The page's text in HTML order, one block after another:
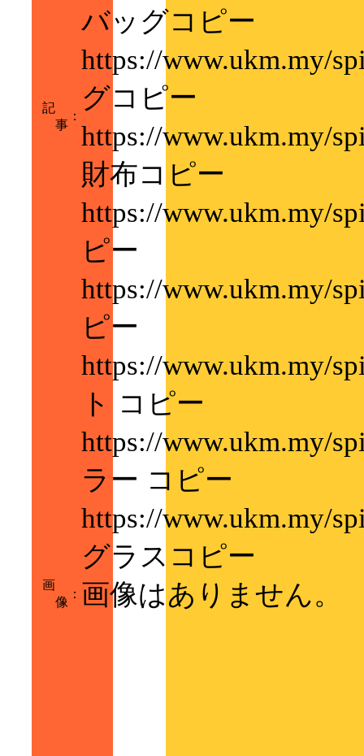
記
事
：
バッグコピー
https://www.ukm.my/
グコピー
https://www.ukm.my/
財布コピー
https://www.ukm.my/
ピー
https://www.ukm.my/
ピー
https://www.ukm.my/
ト コピー
https://www.ukm.my/
ラー コピー
https://www.ukm.my/
グラスコピー
画
像
： 画像はありません。